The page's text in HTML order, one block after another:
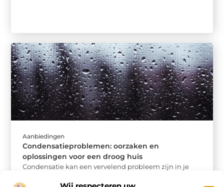
Aanbiedingen
Condensatieproblemen: oorzaken en
oplossingen voor een droog huis
Condensatie kan een vervelend probleem zijn in je
je ramen, maar ...